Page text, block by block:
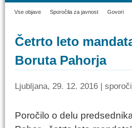
Vse objave Sporočila za javnost Govori
Četrto leto
Boruta Pahorja
Ljubljana, 29. 12. 2016 |
Poročilo o delu